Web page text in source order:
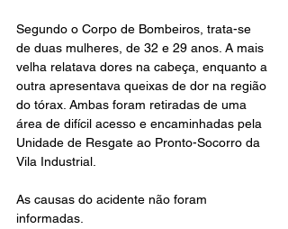
Segundo o Corpo de Bombeiros, trata-se
de duas mulheres, de 32 e 29 anos. A mais
velha relatava dores na cabeça, enquanto a
outra apresentava queixas de dor na região
do tórax. Ambas foram retiradas de uma
área de difícil acesso e encaminhadas pela
Unidade de Resgate ao Pronto-Socorro da
Vila Industrial.
As causas do acidente não foram
informadas.